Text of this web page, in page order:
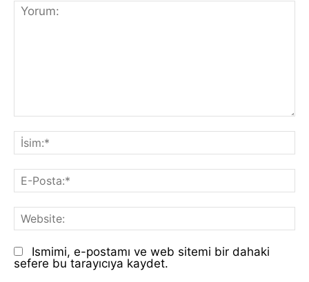
Ismimi, e-postamı ve web sitemi bir dahaki
sefere bu tarayıcıya kaydet.